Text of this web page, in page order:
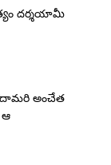
దర్శయామీ
అంచేత